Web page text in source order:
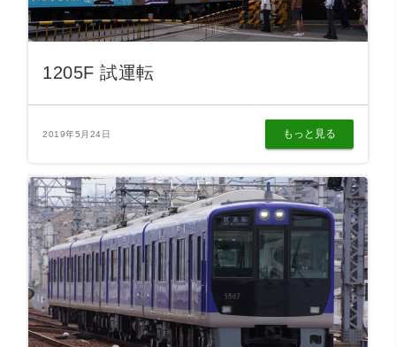
1205F 試運転
2019年5月24日 もっと見る